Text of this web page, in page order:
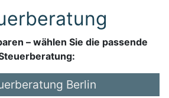
– wählen Sie die passende
Berlin